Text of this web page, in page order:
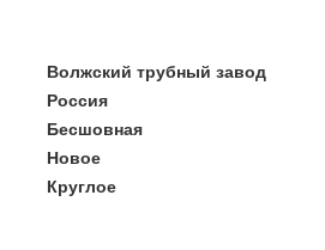
Волжский трубный завод
Россия
Бесшовная
Новое
Круглое